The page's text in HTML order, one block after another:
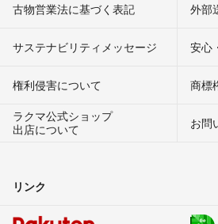
古物営業法に基づく表記 外部
サステナビリティメッセージ 安心
権利侵害について
商標
ラクマ公式ショップ
出店について
お問
リンク